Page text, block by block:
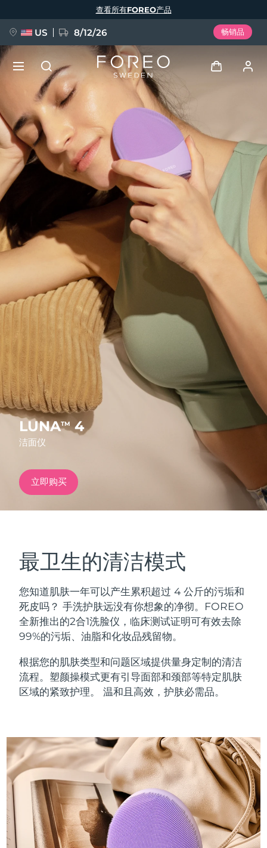
LUNATM4
洁面仪
立即购买
最卫生的清洁模式
您知道肌肤一年可以产生累积超过 4 公斤的污垢和
死皮吗？ 手洗护肤远没有你想象的净彻。FOREO
全新推出的2合1洗脸仪，临床测试证明可有效去除
99%的污垢、油脂和化妆品残留物。
根据您的肌肤类型和问题区域提供量身定制的清洁
流程。塑颜操模式更有引导面部和颈部等特定肌肤
区域的紧致护理。 温和且高效，护肤必需品。
查看所有FOREO产品
US 8/12/26 畅销品
用户信息
我的设备
我的订单
我的地址
我的订阅
新品
FAQ™ Pure Beauty-Tech Elixir
BREAKING NEWS
issa™ Teeth Whitening Set
FAQ™ Dual LED Panel
热门产品
特别优惠
红光疗法
面部清洁
LUNA™ 4 套装
Anti-aging massage
LUNA™ 4 Plus
LUNA™ 4 Men
For men, anti-aging massage
LUNA™ 4 mini
For young skin, T-zone
紧致提拉
BEAR™ 2 套装
Microcurrent toning
BEAR™ 2 go
BEAR™ 2 eyes & lips
Microcurrent line smoothing device
面部提拉护理
Premium anti-aging skincare
补水保湿
UFO™ 3 套装
UFO™ 3 LED
Near-infrared and red light therapy
device
UFO™ 3 mini
Red light therapy device for young skin
口腔护理
issa™ 4
issa™ 4 plus
Smart hybrid silicone sonic toothbrush
issa™ 4 smile
Hybrid silicone sonic toothbrush
抗老
FAQ™ 101
Clinical anti-aging
LED治疗
NEW
FAQ™ 201
LED mask
NEW
语言
English Deutsch
Español
Français
Italiano
Português
Svenska
Русский
Türkçe
简体中文 繁體中文
发货国家
美国 预计送达日期 12/8/26
英国 预计送达日期11/8/26
西班牙 11/8/26
澳大利亚 预计送达日期 14/8/26
法国 预计送达日期
德国 预计送达日期
加拿大 预计送达日期 15/8/26
奥地利 预计送达日期
比利时 预计送达日期11/8/26
百慕大 预计送达日期
波斯尼亚和黑塞哥维那 预计送达日期14/8/26
文莱 预计送达日期
加拿大 预计送达日期15/8/26
智利 预计送达日期15/8/26
中国 预计送达日期 11/8/26
哥伦比亚 预计送达日期15/8/26